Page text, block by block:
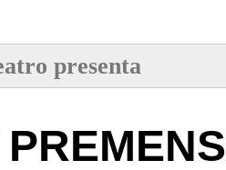
presenta